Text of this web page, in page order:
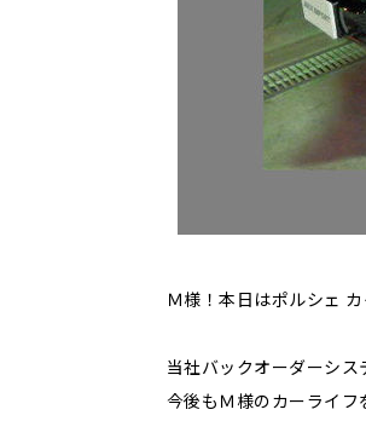
Ｍ様！本日はポルシェ
当社バックオーダーシ
今後もＭ様のカーライ